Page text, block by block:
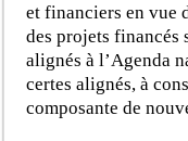
et financiers en vue
des projets financés
alignés à l’Agenda
certes alignés, à
composante de